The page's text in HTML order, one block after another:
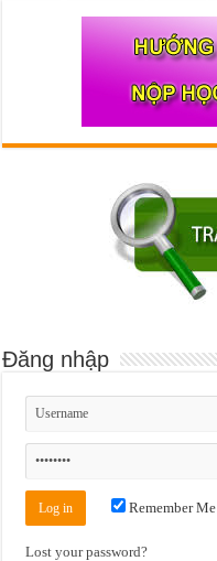
Đăng nhập
Remember Me
Lost your password?